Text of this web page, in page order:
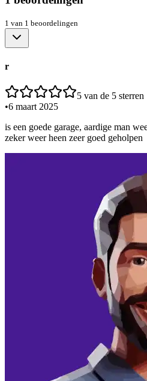
1 van 1 beoordelingen
r
5 van de 5 sterren
•6 maart 2025
is een goede garage, aardige man
zeker weer heen zeer goed geholpen